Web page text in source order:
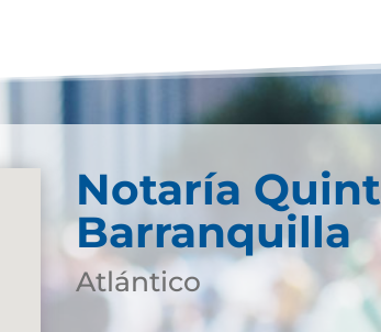
Notaría
Barranquilla
Atlántico